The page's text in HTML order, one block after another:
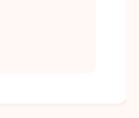
Além disso,